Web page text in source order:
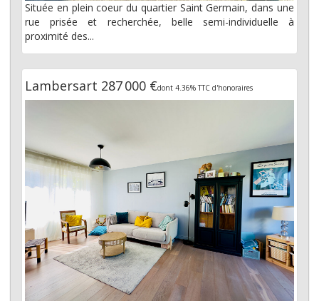
Située en plein coeur du quartier Saint Germain, dans une
rue prisée et recherchée, belle semi-individuelle à
proximité des...
Lambersart 287 000 €dont 4.36% TTC d'honoraires